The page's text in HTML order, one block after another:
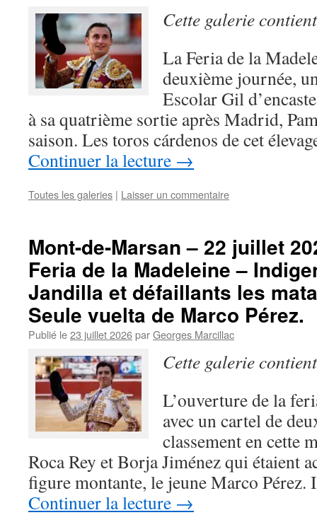
Cette galerie
La Feria de la
deuxième journée,
Escolar Gil
à sa quatrième sortie après Madrid,
saison. Les toros cárdenos de cet
Continuer la lecture →
Toutes les galeries | Laisser un commentaire
Mont-de-Marsan – 22 juillet
Feria de la Madeleine –
Jandilla et défaillants les
Seule vuelta de Marco Pérez.
Publié le23 juillet 2026parGeorges Marcillac
Cette galerie
L’ouverture de la
avec un cartel de
classement en cette
Roca Rey et Borja Jiménez qui étaient
figure montante, le jeune Marco
Continuer la lecture →